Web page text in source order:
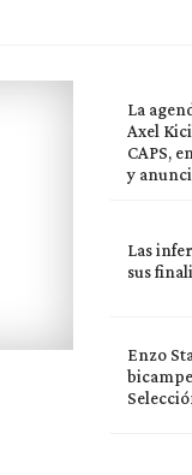
La
Axel
CAPS,
y
Las
sus
Enzo